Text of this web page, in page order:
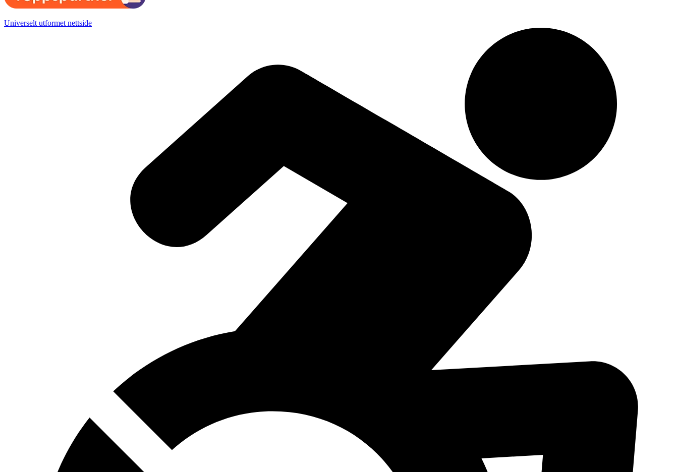
Universelt utformet nettside